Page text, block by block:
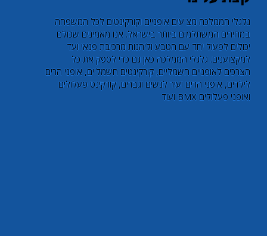
​גלגלי הממלכה מציעים אופניים וקורקינטים לכל המשפחה
במחירים המשתלמים ביותר בישראל. אנו מאמינים שכולם
יכולים לפעול יחד עם הטבע וליהנות מרכיבת פנאי ועד
למקצוענים. גלגלי הממלכה כאן גם כדי לספק את כל
הצרכים לאופניים חשמליים, קורקינטים חשמליים, אופני הרים
לילדים, אופני הרים ועיר לנשים וגברים, קורקינט פעלולים
ואופני פעלולים BMX ועוד